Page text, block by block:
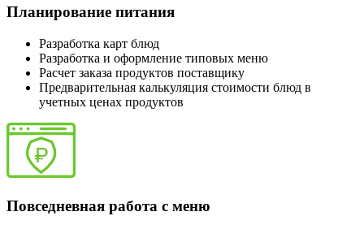
Планирование питания
Разработка карт блюд
Разработка и оформление типовых меню
Расчет заказа продуктов поставщику
Предварительная калькуляция стоимости блюд в
учетных ценах продуктов
Повседневная работа с меню